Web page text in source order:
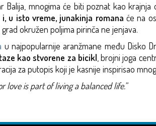
Balija, mnogima će biti poznat kao
i, u isto vreme, junakinja romana će na
okružen poljima pirinča ne jenjava.
u najpopularnije aranžmane među Disko
kao stvorene za bicikl , brojni joga
za putopis koji je kasnije inspirisao
love is part of living a balanced life.”